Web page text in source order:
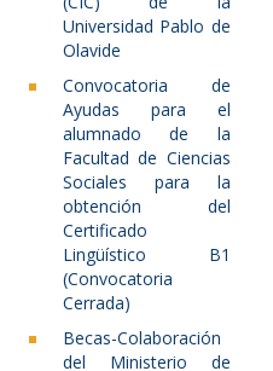
Universidad Pablo de
Olavide
Convocatoria de
Ayudas para el
alumnado de la
Facultad de Ciencias
Sociales para la
obtención del
Certificado
Lingüístico B1
(Convocatoria
Cerrada)
Becas-Colaboración
del Ministerio de